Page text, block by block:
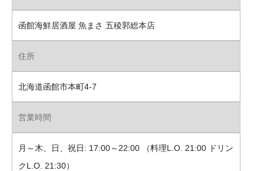
函館海鮮居酒屋 魚まさ 五稜郭総本店
住所
北海道函館市本町4-7
営業時間
月～木、日、祝日: 17:00～22:00 （料理L.O. 21:00 ドリン
クL.O. 21:30）